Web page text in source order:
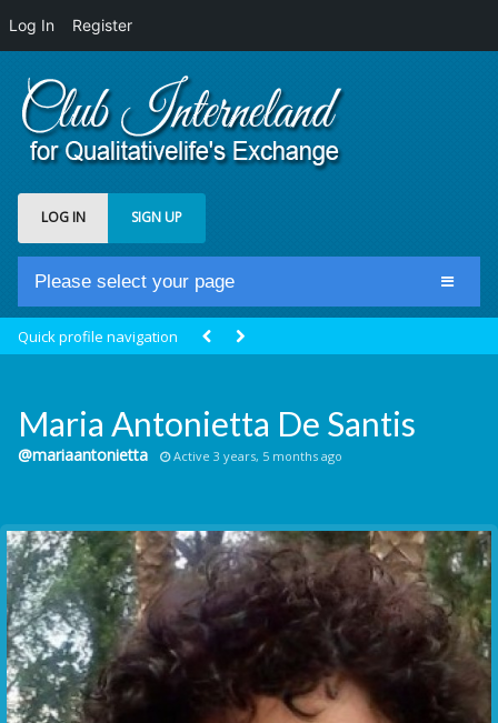
Log In Register
LOG IN SIGN UP
Please select your page
Groups
Communication Point
Cristal Temple
Meeting Point
The Yacht Club
Quick profile navigation
Maria Antonietta De Santis
@mariaantonietta Active 3 years, 5 months ago